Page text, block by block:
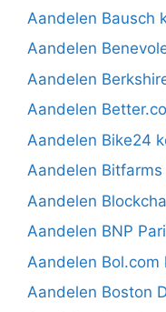
Aandelen Bausch
Aandelen
Aandelen
Aandelen
Aandelen Bike24
Aandelen Bitfarms
Aandelen
Aandelen BNP
Aandelen Bol.com
Aandelen Boston